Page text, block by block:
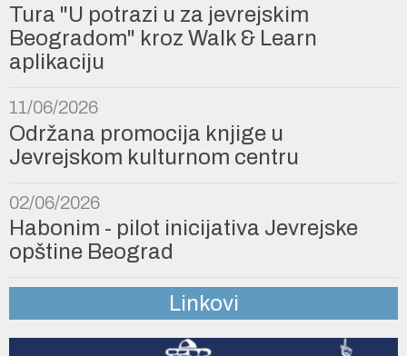
Tura "U potrazi u za jevrejskim
Beogradom" kroz Walk & Learn
aplikaciju
11/06/2026
Održana promocija knjige u
Jevrejskom kulturnom centru
02/06/2026
Habonim - pilot inicijativa Jevrejske
opštine Beograd
Linkovi